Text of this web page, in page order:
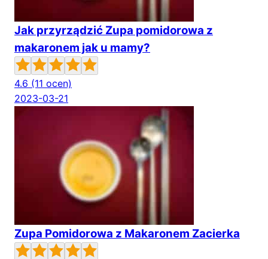
Jak przyrządzić Zupa pomidorowa z
makaronem jak u mamy?
4.6 (11 ocen)
2023-03-21
Zupa Pomidorowa z Makaronem Zacierka